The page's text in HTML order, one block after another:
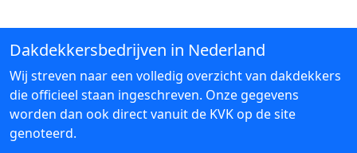
Dakdekkersbedrijven in Nederland
Wij streven naar een volledig overzicht van dakdekkers
die officieel staan ingeschreven. Onze gegevens
worden dan ook direct vanuit de KVK op de site
genoteerd.